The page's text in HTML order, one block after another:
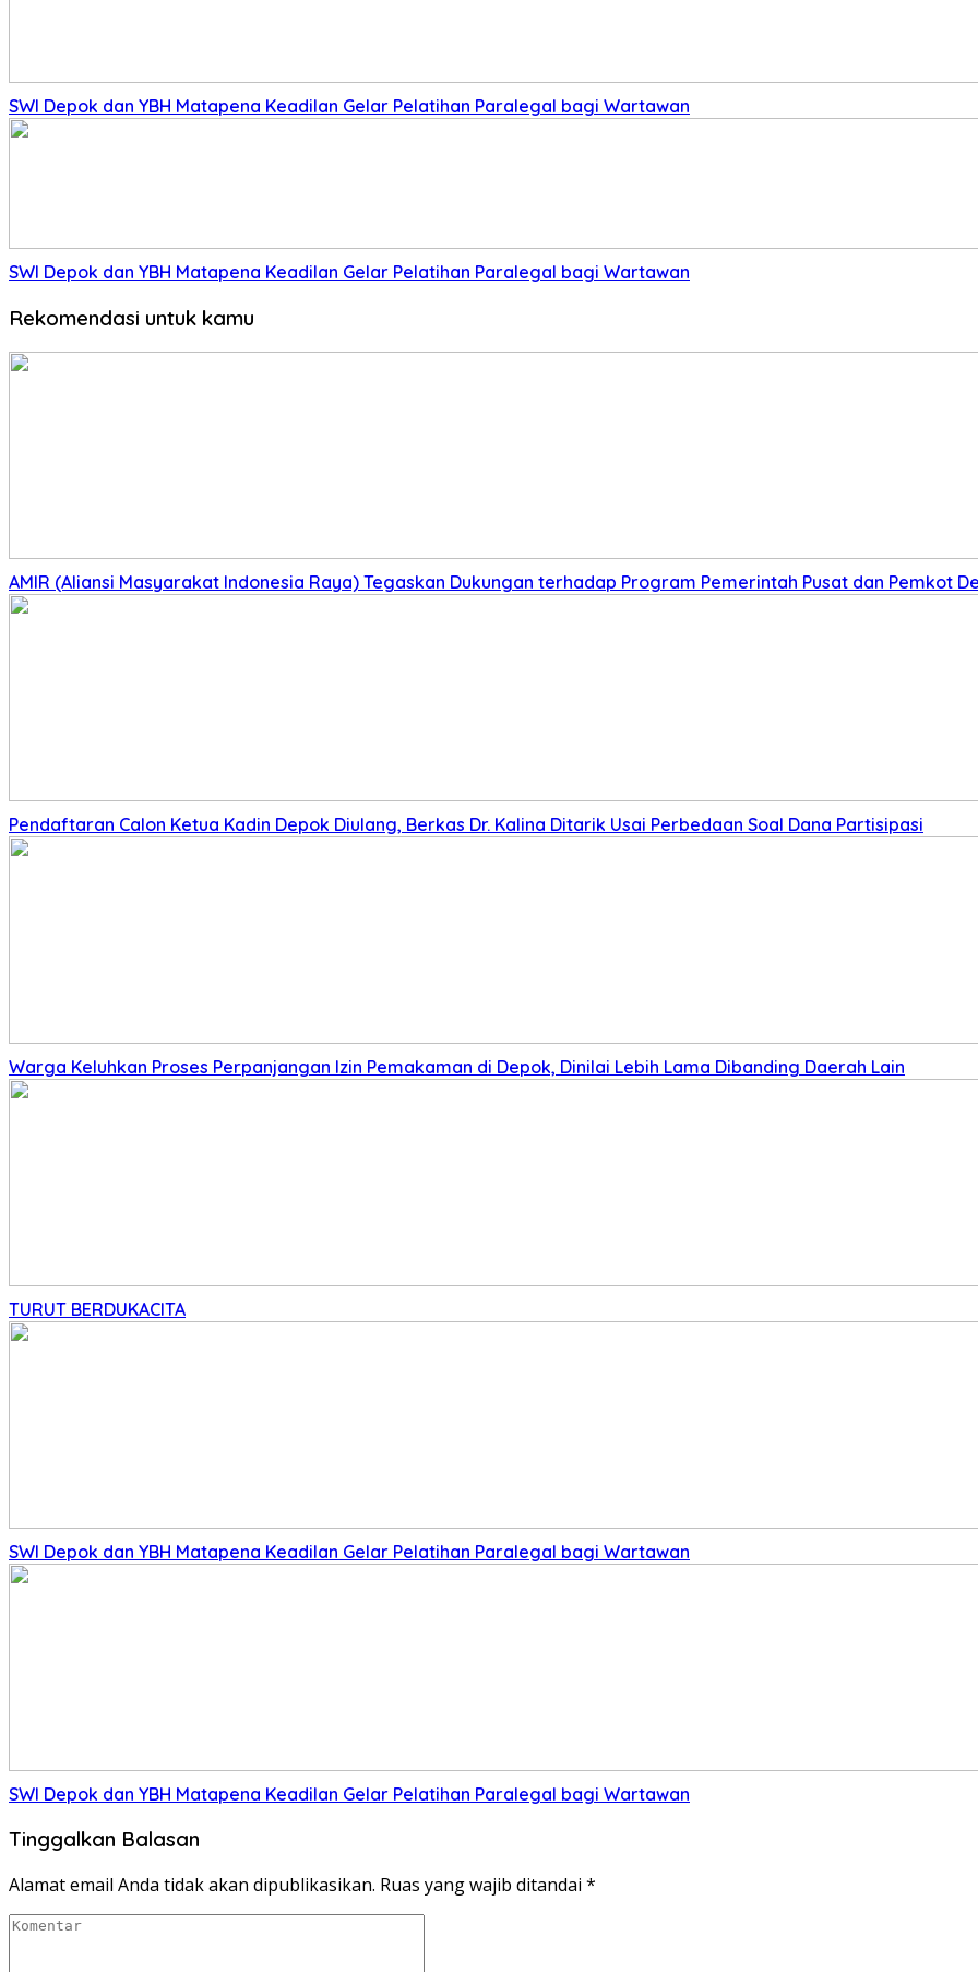
SWI Depok dan YBH Matapena Keadilan Gelar Pelatihan Paralegal bagi Wartawan
SWI Depok dan YBH Matapena Keadilan Gelar Pelatihan Paralegal bagi Wartawan
Rekomendasi untuk kamu
AMIR (Aliansi Masyarakat Indonesia Raya) Tegaskan Dukungan terhadap Program Pemerintah Pusat dan Pemkot
Pendaftaran Calon Ketua Kadin Depok Diulang, Berkas Dr. Kalina Ditarik Usai Perbedaan Soal Dana Partisipasi
Warga Keluhkan Proses Perpanjangan Izin Pemakaman di Depok, Dinilai Lebih Lama Dibanding Daerah Lain
TURUT BERDUKACITA
SWI Depok dan YBH Matapena Keadilan Gelar Pelatihan Paralegal bagi Wartawan
SWI Depok dan YBH Matapena Keadilan Gelar Pelatihan Paralegal bagi Wartawan
Tinggalkan Balasan
Alamat email Anda tidak akan dipublikasikan. Ruas yang wajib ditandai *